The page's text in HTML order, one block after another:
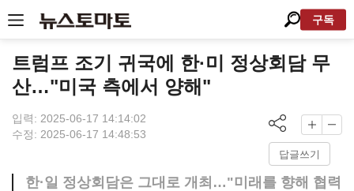
구독
트럼프 조기 귀국에 한·미 정상회담 무
산…"미국 측에서 양해"
입력: 2025-06-17 14:14:02
수정: 2025-06-17 14:48:53
답글쓰기
한·일 정상회담은 그대로 개최…"미래를 향해 협력